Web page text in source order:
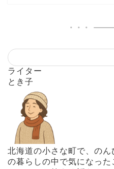
ライター
とき子
北海道の小さな町で、の
の暮らしの中で気になっ